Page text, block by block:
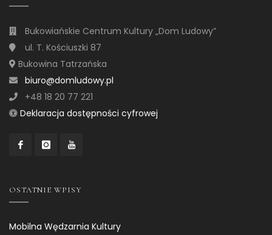
Bukowiańskie Centrum Kultury „Dom Ludowy”
ul. T. Kościuszki 87
Bukowina Tatrzańska
biuro@domludowy.pl
+48 18 20 77 221
Deklaracja dostępności cyfrowej
OSTATNIE WPISY
Mobilna Wędzarnia Kultury